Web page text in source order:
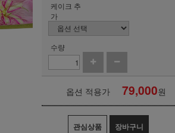
케이크 추
가
수량
옵션 적용가 79,000원
관심상품 장바구니